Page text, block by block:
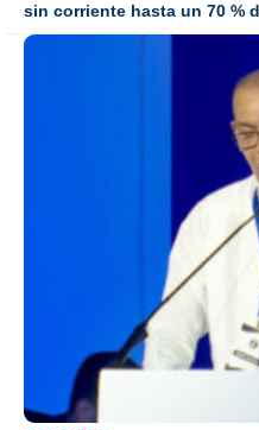
sin corriente hasta un 70 %